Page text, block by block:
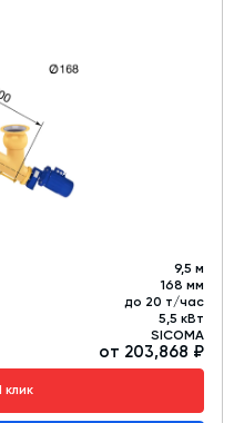
9,5 м
168 мм
до 20 т/час
5,5 кВт
SICOMA
от 203,868 ₽
клик